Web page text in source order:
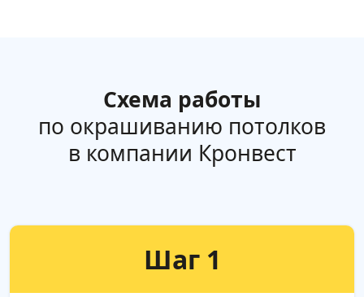
Схема работы
по окрашиванию потолков
в компании Кронвест
Шаг 1